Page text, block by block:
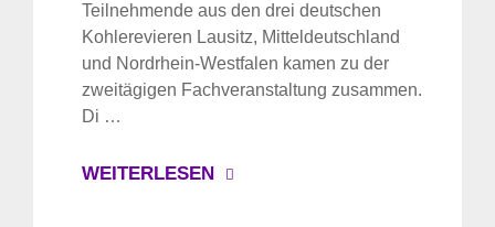
Teilnehmende aus den drei deutschen
Kohlerevieren Lausitz, Mitteldeutschland
und Nordrhein-Westfalen kamen zu der
zweitägigen Fachveranstaltung zusammen.
Di …
WEITERLESEN